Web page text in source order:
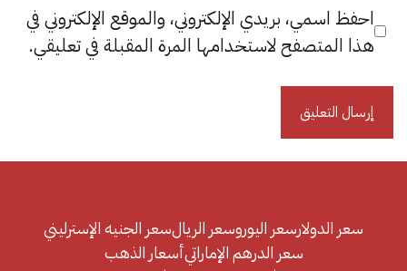
احفظ اسمي، بريدي الإلكتروني، والموقع الإلكتروني في
هذا المتصفح لاستخدامها المرة المقبلة في تعليقي.
سعر الدولارسعر اليوروسعر الريالسعر الجنيه الإسترليني
سعر الدرهم الإماراتيأسعار الذهب